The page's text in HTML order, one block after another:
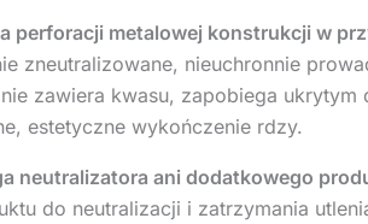
perforacji metalowej konstrukcji w
zneutralizowane, nieuchronnie
nie zawiera kwasu, zapobiega
estetyczne wykończenie rdzy.
neutralizatora ani dodatkowego
do neutralizacji i zatrzymania